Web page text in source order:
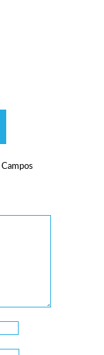
Campos